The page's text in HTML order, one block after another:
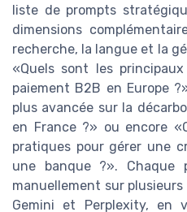
liste de prompts
dimensions
recherche, la langue et la
«Quels sont les
paiement B2B en Europe
plus avancée sur la
en France ?» ou encore
pratiques pour gérer une
une banque ?».
manuellement sur plusieurs
Gemini et Perplexity, en